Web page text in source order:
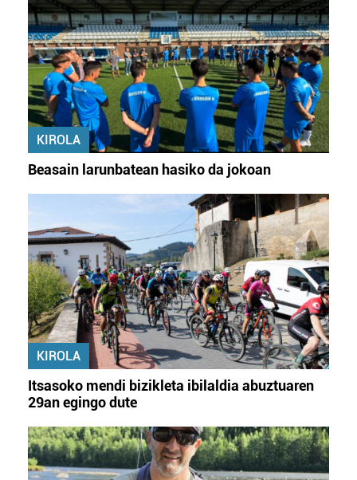
KIROLA
Beasain larunbatean hasiko da jokoan
KIROLA
Itsasoko mendi bizikleta ibilaldia abuztuaren
29an egingo dute